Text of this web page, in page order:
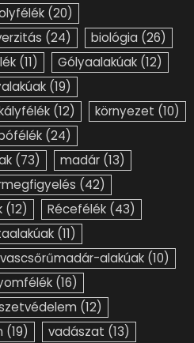
(20)
(24) biológia (26)
(11) Gólyaalakúak (12)
(19)
(12) környezet (10)
(24)
(73) madár (13)
(42)
(12) Récefélék (43)
(11)
alakúak (10)
(16)
(12)
(19) vadászat (13)